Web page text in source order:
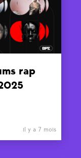
rap
il y a 7 mois